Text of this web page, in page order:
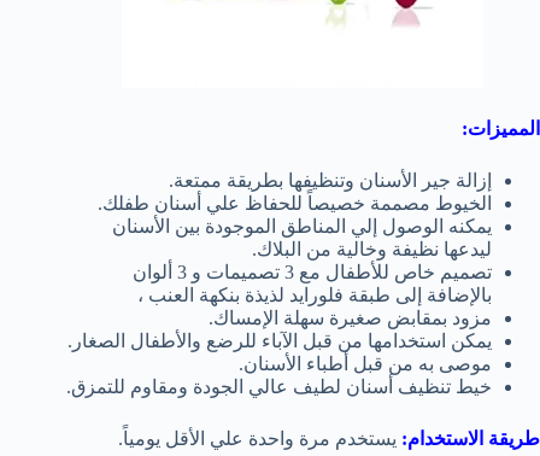
المميزات:
إزالة جير الأسنان وتنظيفها بطريقة ممتعة.
الخيوط مصممة خصيصاً للحفاظ علي أسنان طفلك.
يمكنه الوصول إلي المناطق الموجودة بين الأسنان
ليدعها نظيفة وخالية من البلاك.
تصميم خاص للأطفال مع 3 تصميمات و 3 ألوان
بالإضافة إلى طبقة فلورايد لذيذة بنكهة العنب ،
مزود بمقابض صغيرة سهلة الإمساك.
يمكن استخدامها من قبل الآباء للرضع والأطفال الصغار.
موصى به من قبل أطباء الأسنان.
خيط تنظيف أسنان لطيف عالي الجودة ومقاوم للتمزق.
طريقة الاستخدام: يستخدم مرة واحدة علي الأقل يومياً.